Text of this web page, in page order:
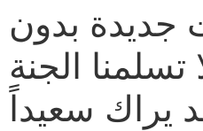
جديدة بدون
تسلمنا الجنة
يراك سعيداً